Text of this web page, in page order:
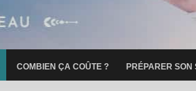
COMBIEN ÇA COÛTE ? PRÉPARER SON